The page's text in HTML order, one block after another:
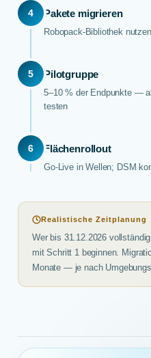
4 Pakete migrieren
Robopack-Bibliothek
5 Pilotgruppe
5–10 % der Endpunkte —
testen
6 Flächenrollout
Go-Live in Wellen; DSM
Realistische Zeitplanung
Wer bis 31.12.2026
mit Schritt 1 beginnen.
Monate — je nach